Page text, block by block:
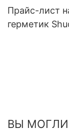
Прайс-лист
герметик
ВЫ